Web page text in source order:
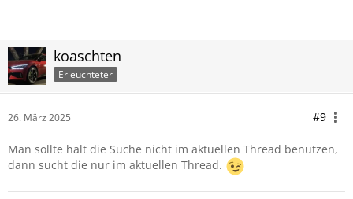
koaschten
Erleuchteter
26. März 2025 #9
Man sollte halt die Suche nicht im aktuellen Thread benutzen,
dann sucht die nur im aktuellen Thread.